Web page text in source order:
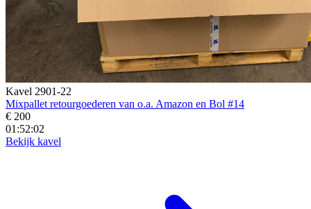
Kavel 2901-22
Mixpallet retourgoederen van o.a. Amazon en Bol #14
€ 200
01:52:01
Bekijk kavel